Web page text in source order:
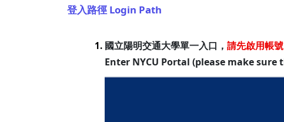
登入路徑 Login Path
1. 國立陽明交通大學單一入口， 請先啟用帳號
Enter NYCU Portal (please make